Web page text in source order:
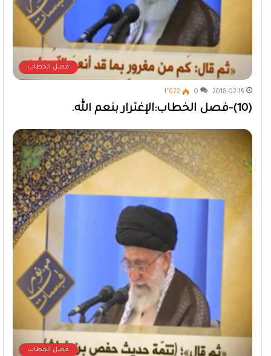
فصل الخطاب
2018-02-15
0 1٬622
(10)-فصل الخطاب:الإغترار بنعم الله.
فصل الخطاب